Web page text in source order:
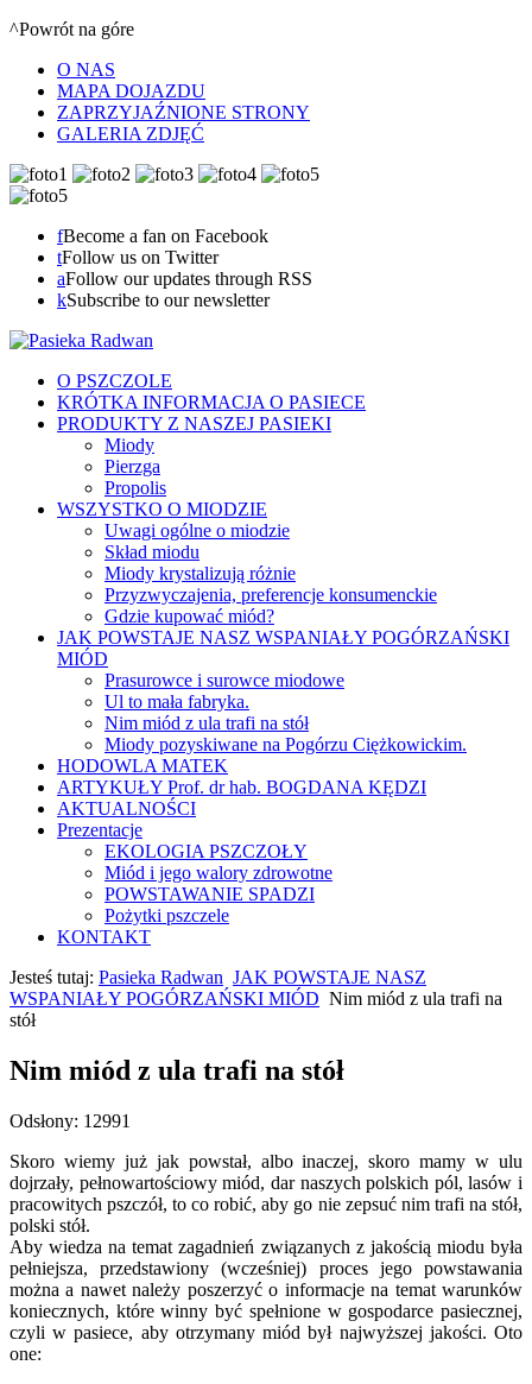
^Powrót na góre
O NAS
MAPA DOJAZDU
ZAPRZYJAŹNIONE STRONY
GALERIA ZDJĘĆ
fBecome a fan on Facebook
tFollow us on Twitter
aFollow our updates through RSS
kSubscribe to our newsletter
O PSZCZOLE
KRÓTKA INFORMACJA O PASIECE
PRODUKTY Z NASZEJ PASIEKI
Miody
Pierzga
Propolis
WSZYSTKO O MIODZIE
Uwagi ogólne o miodzie
Skład miodu
Miody krystalizują różnie
Przyzwyczajenia, preferencje konsumenckie
Gdzie kupować miód?
JAK POWSTAJE NASZ WSPANIAŁY POGÓRZAŃSKI
MIÓD
Prasurowce i surowce miodowe
Ul to mała fabryka.
Nim miód z ula trafi na stół
Miody pozyskiwane na Pogórzu Ciężkowickim.
HODOWLA MATEK
ARTYKUŁY Prof. dr hab. BOGDANA KĘDZI
AKTUALNOŚCI
Prezentacje
EKOLOGIA PSZCZOŁY
Miód i jego walory zdrowotne
POWSTAWANIE SPADZI
Pożytki pszczele
KONTAKT
Jesteś tutaj: Pasieka Radwan JAK POWSTAJE NASZ
WSPANIAŁY POGÓRZAŃSKI MIÓD Nim miód z ula trafi na
stół
Nim miód z ula trafi na stół
Odsłony: 12991
Skoro wiemy już jak powstał, albo inaczej, skoro mamy w ulu
dojrzały, pełnowartościowy miód, dar naszych polskich pól, lasów i
pracowitych pszczół, to co robić, aby go nie zepsuć nim trafi na stół,
polski stół.
Aby wiedza na temat zagadnień związanych z jakością miodu była
pełniejsza, przedstawiony (wcześniej) proces jego powstawania
można a nawet należy poszerzyć o informacje na temat warunków
koniecznych, które winny być spełnione w gospodarce pasiecznej,
czyli w pasiece, aby otrzymany miód był najwyższej jakości. Oto
one: